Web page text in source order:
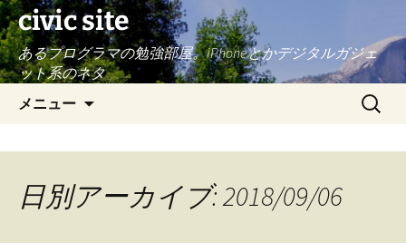
civic site
あるプログラマの勉強部屋。iPhoneとかデジタルガジェ
ット系のネタ
メニュー
へ
キ
検
索:
日別アーカイブ: 2018/09/06